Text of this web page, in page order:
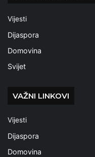
Vijesti
Dijaspora
Domovina
Svijet
VAŽNI LINKOVI
Vijesti
Dijaspora
Domovina